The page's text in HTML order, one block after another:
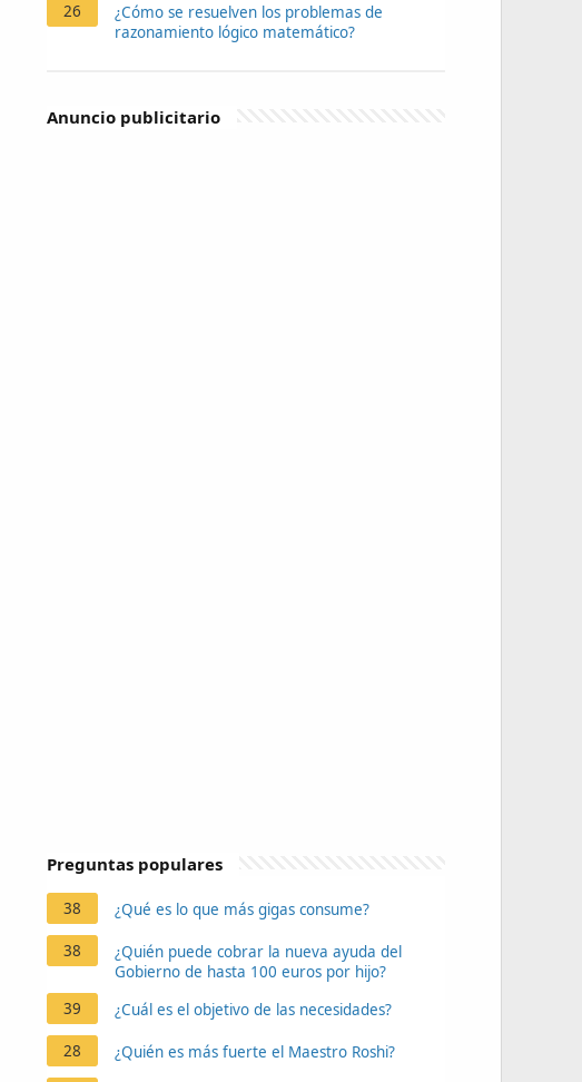
26
¿Cómo se resuelven los problemas de
razonamiento lógico matemático?
Anuncio publicitario
Preguntas populares
38 ¿Qué es lo que más gigas consume?
38
¿Quién puede cobrar la nueva ayuda del
Gobierno de hasta 100 euros por hijo?
39
¿Cuál es el objetivo de las necesidades?
28 ¿Quién es más fuerte el Maestro Roshi?